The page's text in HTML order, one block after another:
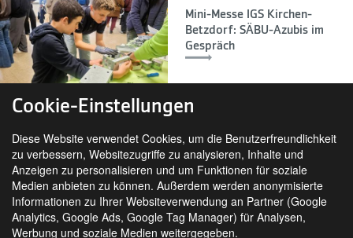
Mini-Messe IGS Kirchen-
Betzdorf: SÄBU-Azubis im
Gespräch
SIE FINDEN UNS AUCH AUF
Cookie-Einstellungen
Diese Website verwendet Cookies, um die Benutzerfreundlichkeit
zu verbessern, Websitezugriffe zu analysieren, Inhalte und
Anzeigen zu personalisieren und um Funktionen für soziale
Medien anbieten zu können. Außerdem werden anonymisierte
Informationen zu Ihrer Websiteverwendung an Partner (Google
Analytics, Google Ads, Google Tag Manager) für Analysen,
Werbung und soziale Medien weitergegeben.